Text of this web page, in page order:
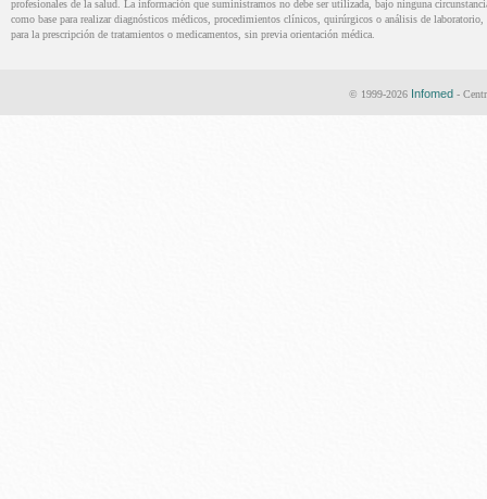
profesionales de la salud. La información que suministramos no debe ser utilizada, bajo ninguna
como base para realizar diagnósticos médicos, procedimientos clínicos, quirúrgicos o análisis de laboratorio,
para la prescripción de tratamientos o medicamentos, sin previa orientación médica.
© 1999-2026 Infomed -